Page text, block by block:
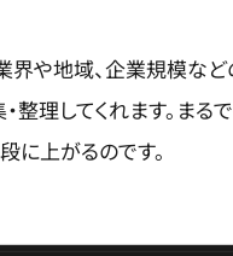
界や地域、企業規模な
整理してくれます。ま
に上がるのです。